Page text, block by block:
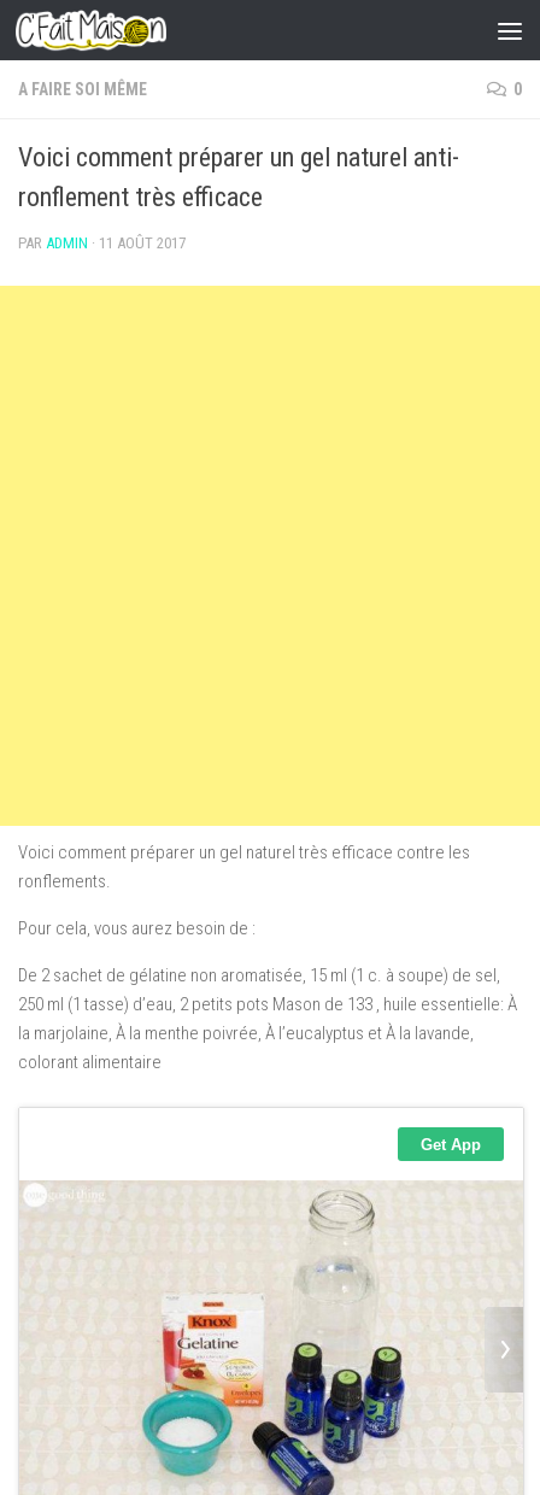
Skip to content
A FAIRE SOI MÊME 0
Voici comment préparer un gel naturel anti-
ronflement très efficace
PAR ADMIN · 11 AOÛT 2017
Voici comment préparer un gel naturel très efficace contre les
ronflements.
Pour cela, vous aurez besoin de :
De 2 sachet de gélatine non aromatisée, 15 ml (1 c. à soupe) de sel,
250 ml (1 tasse) d’eau, 2 petits pots Mason de 133 , huile essentielle: À
la marjolaine, À la menthe poivrée, À l’eucalyptus et À la lavande,
colorant alimentaire